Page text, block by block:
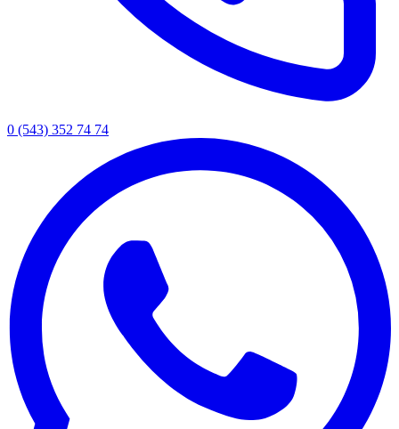
0 (543) 352 74 74